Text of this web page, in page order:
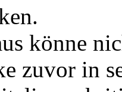
könne
zuvor in